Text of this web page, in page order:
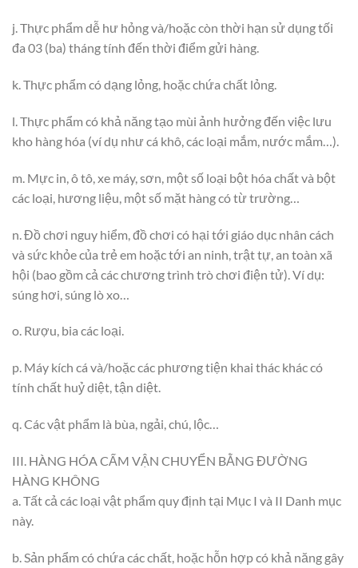
j. Thực phẩm dễ hư hỏng và/hoặc còn thời hạn sử dụng tối
đa 03 (ba) tháng tính đến thời điểm gửi hàng.
k. Thực phẩm có dạng lỏng, hoặc chứa chất lỏng.
l. Thực phẩm có khả năng tạo mùi ảnh hưởng đến việc lưu
kho hàng hóa (ví dụ như cá khô, các loại mắm, nước mắm…).
m. Mực in, ô tô, xe máy, sơn, một số loại bột hóa chất và bột
các loại, hương liệu, một số mặt hàng có từ trường…
n. Đồ chơi nguy hiểm, đồ chơi có hại tới giáo dục nhân cách
và sức khỏe của trẻ em hoặc tới an ninh, trật tự, an toàn xã
hội (bao gồm cả các chương trình trò chơi điện tử). Ví dụ:
súng hơi, súng lò xo…
o. Rượu, bia các loại.
p. Máy kích cá và/hoặc các phương tiện khai thác khác có
tính chất huỷ diệt, tận diệt.
q. Các vật phẩm là bùa, ngải, chú, lộc…
III. HÀNG HÓA CẤM VẬN CHUYỂN BẰNG ĐƯỜNG
HÀNG KHÔNG
a. Tất cả các loại vật phẩm quy định tại Mục I và II Danh mục
này.
b. Sản phẩm có chứa các chất, hoặc hỗn hợp có khả năng gây